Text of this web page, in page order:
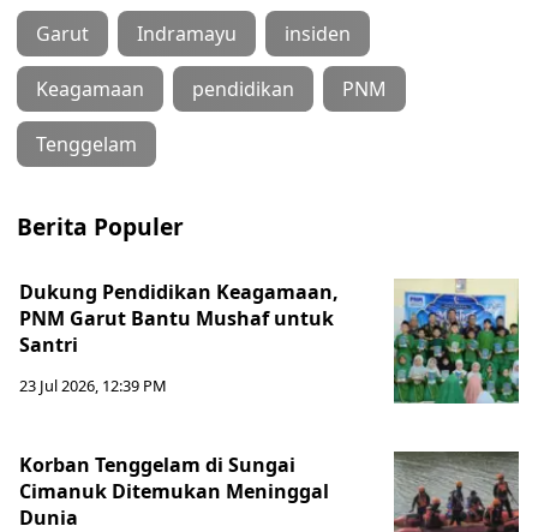
Garut Indramayu insiden
Keagamaan pendidikan PNM
Tenggelam
Berita Populer
Dukung Pendidikan Keagamaan,
PNM Garut Bantu Mushaf untuk
Santri
23 Jul 2026, 12:39 PM
Korban Tenggelam di Sungai
Cimanuk Ditemukan Meninggal
Dunia